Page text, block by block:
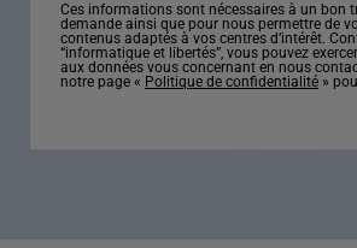
Ces informations sont nécessaires à un bon
demande ainsi que pour nous permettre de
contenus adaptés à vos centres d’intérêt.
“informatique et libertés”, vous pouvez
aux données vous concernant en nous
notre page « Politique de confidentialité »